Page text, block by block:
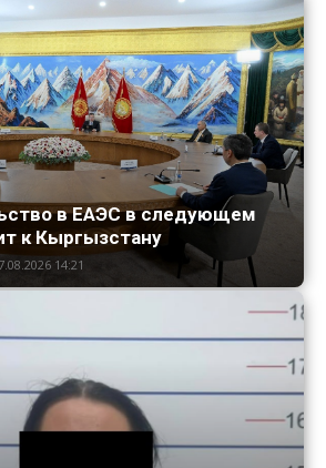
в ЕАЭС в следующем
к Кыргызстану
14:21